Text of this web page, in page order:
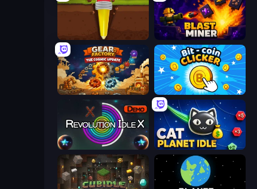
Pen Dig Blast Miner
Gear Factory Bit-coin Clicker
Revolution Idle X Cat Planet Idle